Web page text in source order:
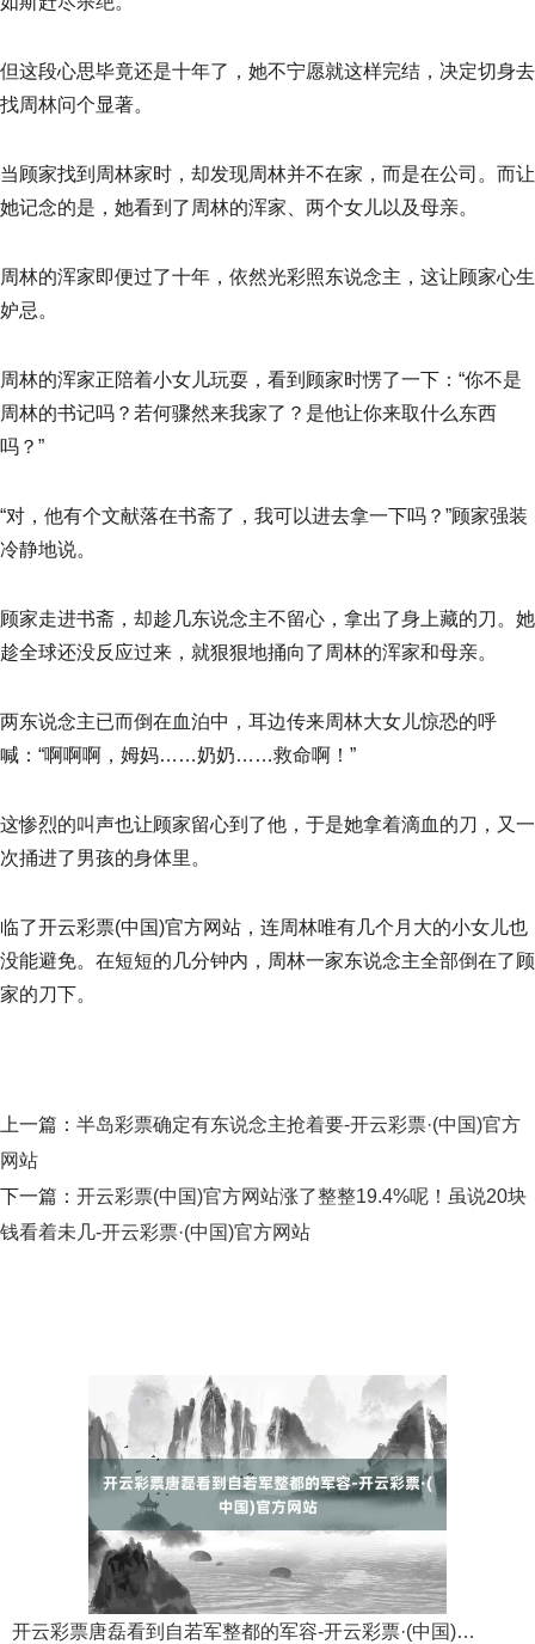
但这段心思毕竟还是十年了，她不宁愿就这样完结，决定切身去
找周林问个显著。
当顾家找到周林家时，却发现周林并不在家，而是在公司。而让
她记念的是，她看到了周林的浑家、两个女儿以及母亲。
周林的浑家即便过了十年，依然光彩照东说念主，这让顾家心生
妒忌。
周林的浑家正陪着小女儿玩耍，看到顾家时愣了一下：“你不是
周林的书记吗？若何骤然来我家了？是他让你来取什么东西
吗？”
“对，他有个文献落在书斋了，我可以进去拿一下吗？”顾家强装
冷静地说。
顾家走进书斋，却趁几东说念主不留心，拿出了身上藏的刀。她
趁全球还没反应过来，就狠狠地捅向了周林的浑家和母亲。
两东说念主已而倒在血泊中，耳边传来周林大女儿惊恐的呼
喊：“啊啊啊，姆妈……奶奶……救命啊！”
这惨烈的叫声也让顾家留心到了他，于是她拿着滴血的刀，又一
次捅进了男孩的身体里。
临了开云彩票(中国)官方网站，连周林唯有几个月大的小女儿也
没能避免。在短短的几分钟内，周林一家东说念主全部倒在了顾
家的刀下。
上一篇： 半岛彩票确定有东说念主抢着要-开云彩票·(中国)官方
网站
下一篇： 开云彩票(中国)官方网站涨了整整19.4%呢！虽说20块
钱看着未几-开云彩票·(中国)官方网站
开云彩票唐磊看到自若军整都的军容-开云彩票·(中国)官方网站